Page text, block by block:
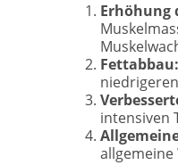
Erhöhung
Fettabbau:
intensiven
allgemeine